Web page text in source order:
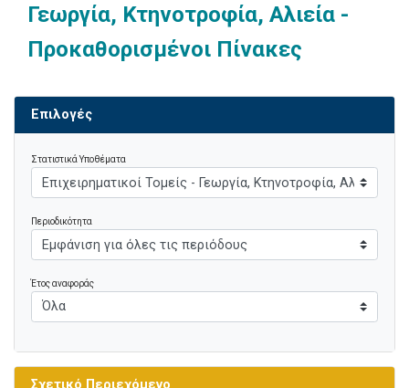
Γεωργία, Κτηνοτροφία, Αλιεία -
Προκαθορισμένοι Πίνακες
Επιλογές
Στατιστικά Υποθέματα
Περιοδικότητα
Έτος αναφοράς
Σχετικό Περιεχόμενο